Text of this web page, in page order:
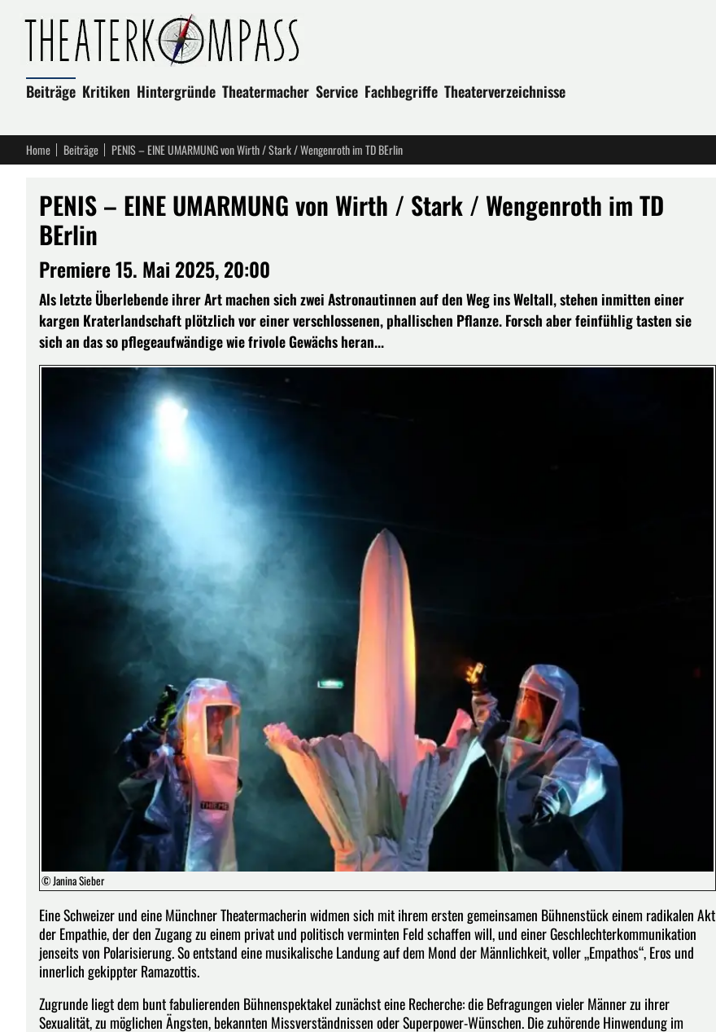
Beiträge Kritiken Hintergründe Theatermacher Service Fachbegriffe Theaterverzeichnisse
Home Beiträge PENIS – EINE UMARMUNG von Wirth / Stark / Wengenroth im TD BErlin
PENIS – EINE UMARMUNG von Wirth / Stark / Wengenroth im TD
BErlin
Premiere 15. Mai 2025, 20:00
Als letzte Überlebende ihrer Art machen sich zwei Astronautinnen auf den Weg ins Weltall, stehen inmitten einer
kargen Kraterlandschaft plötzlich vor einer verschlossenen, phallischen Pflanze. Forsch aber feinfühlig tasten sie
sich an das so pflegeaufwändige wie frivole Gewächs heran...
© Janina Sieber
Eine Schweizer und eine Münchner Theatermacherin widmen sich mit ihrem ersten gemeinsamen Bühnenstück einem radikalen Akt
der Empathie, der den Zugang zu einem privat und politisch verminten Feld schaffen will, und einer Geschlechterkommunikation
jenseits von Polarisierung. So entstand eine musikalische Landung auf dem Mond der Männlichkeit, voller „Empathos“, Eros und
innerlich gekippter Ramazottis.
Zugrunde liegt dem bunt fabulierenden Bühnenspektakel zunächst eine Recherche: die Befragungen vieler Männer zu ihrer
Sexualität, zu möglichen Ängsten, bekannten Missverständnissen oder Superpower-Wünschen. Die zuhörende Hinwendung im